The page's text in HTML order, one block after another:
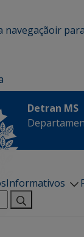
navegaçãoir
Detran MS
Informativos